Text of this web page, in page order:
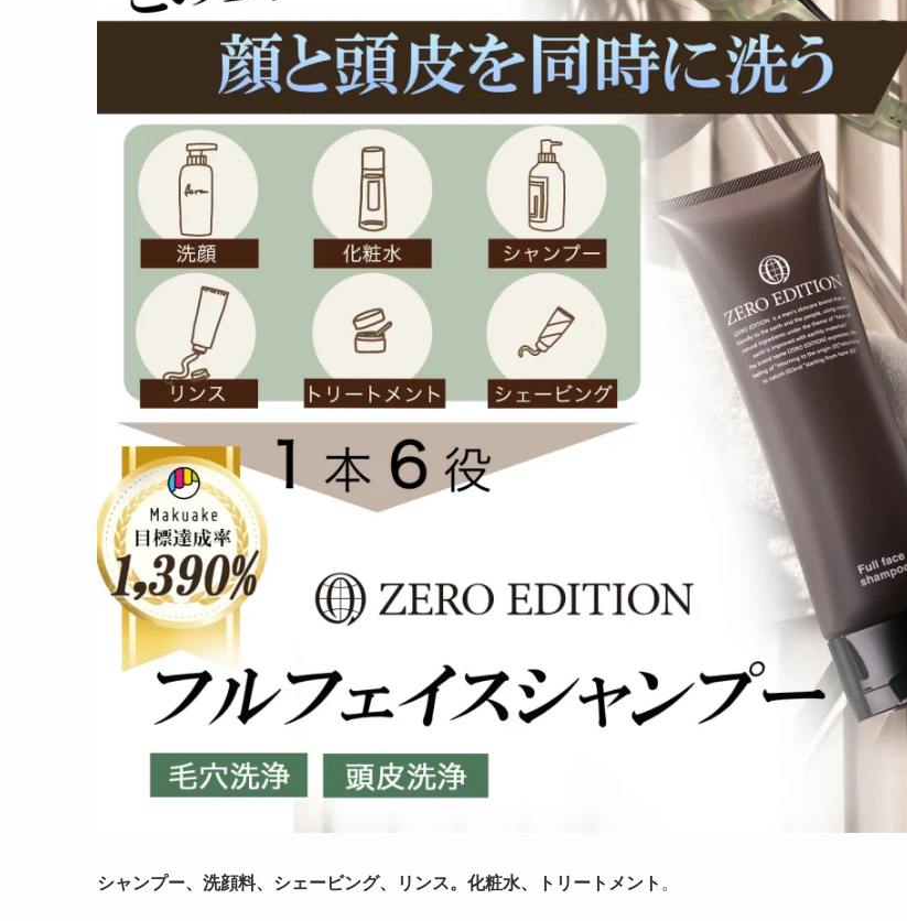
シャンプー、洗顔料、シェービング、リンス。化粧水、トリートメント 。